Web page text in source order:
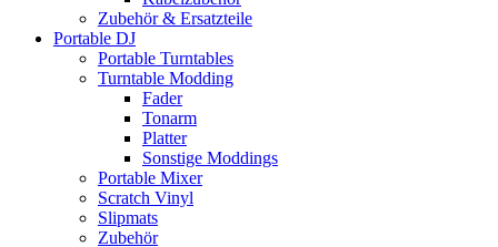
Zubehör & Ersatzteile
Portable DJ
Portable Turntables
Turntable Modding
Fader
Tonarm
Platter
Sonstige Moddings
Portable Mixer
Scratch Vinyl
Slipmats
Zubehör